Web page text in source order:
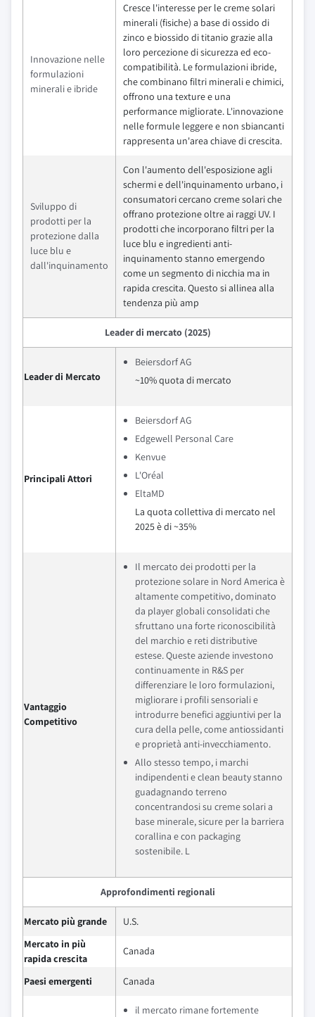
Innovazione nelle
formulazioni
minerali e ibride
Cresce l'interesse per le creme solari
minerali (fisiche) a base di ossido di
zinco e biossido di titanio grazie alla
loro percezione di sicurezza ed eco-
compatibilità. Le formulazioni ibride,
che combinano filtri minerali e chimici,
offrono una texture e una
performance migliorate. L'innovazione
nelle formule leggere e non sbiancanti
rappresenta un'area chiave di crescita.
Sviluppo di
prodotti per la
protezione dalla
luce blu e
dall'inquinamento
Con l'aumento dell'esposizione agli
schermi e dell'inquinamento urbano, i
consumatori cercano creme solari che
offrano protezione oltre ai raggi UV. I
prodotti che incorporano filtri per la
luce blu e ingredienti anti-
inquinamento stanno emergendo
come un segmento di nicchia ma in
rapida crescita. Questo si allinea alla
tendenza più amp
Leader di mercato (2025)
Leader di Mercato
Beiersdorf AG
~10% quota di mercato
Principali Attori
Beiersdorf AG
Edgewell Personal Care
Kenvue
L'Oréal
EltaMD
La quota collettiva di mercato nel
2025 è di ~35%
Vantaggio
Competitivo
Il mercato dei prodotti per la
protezione solare in Nord America è
altamente competitivo, dominato
da player globali consolidati che
sfruttano una forte riconoscibilità
del marchio e reti distributive
estese. Queste aziende investono
continuamente in R&S per
differenziare le loro formulazioni,
migliorare i profili sensoriali e
introdurre benefici aggiuntivi per la
cura della pelle, come antiossidanti
e proprietà anti-invecchiamento.
Allo stesso tempo, i marchi
indipendenti e clean beauty stanno
guadagnando terreno
concentrandosi su creme solari a
base minerale, sicure per la barriera
corallina e con packaging
sostenibile. L
Approfondimenti regionali
Mercato più grande
U.S.
Mercato in più
rapida crescita
Canada
Paesi emergenti Canada
il mercato rimane fortemente